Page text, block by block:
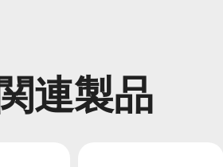
関連製品